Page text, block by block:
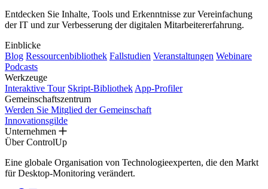
Entdecken Sie Inhalte, Tools und Erkenntnisse zur Vereinfachung
der IT und zur Verbesserung der digitalen Mitarbeitererfahrung.
Einblicke
Blog Ressourcenbibliothek Fallstudien Veranstaltungen Webinare
Podcasts
Werkzeuge
Interaktive Tour Skript-Bibliothek App-Profiler
Gemeinschaftszentrum
Werden Sie Mitglied der Gemeinschaft
Innovationsgilde
Unternehmen
Über ControlUp
Eine globale Organisation von Technologieexperten, die den Markt
für Desktop-Monitoring verändert.